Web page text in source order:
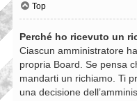
Top
Perché ho ricevuto un
Ciascun amministratore
propria Board. Se pensa
mandarti un richiamo. Ti
una decisione